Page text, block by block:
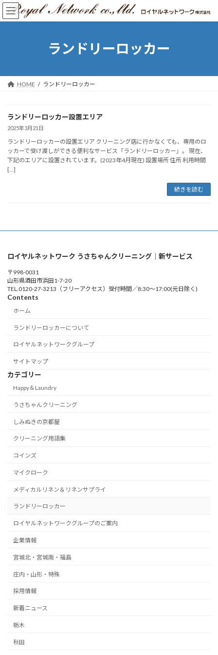
コ
ン
テ
ナ
ビ
ゲ
ランドリーロッカー
HOME ランドリーロッカー
ランドリーロッカー設置エリア
2025年3月21日
ランドリーロッカーの設置エリア クリーニング店に行かなくても、専用のロ
ッカーで受け渡しができる便利なサービス「ランドリーロッカー」。 現在、
下記のエリアに設置されています。(2023年4月現在) 設置場所 住所 利用時間
[…]
続きを読む
ロイヤルネットワーク うさちゃんクリーニング｜新サービス
〒998-0031
山形県酒田市浜田1-7-20
TEL.0120-27-3213（フリーアクセス）受付時間／8:30～17:00(元日除く)
Contents
ホーム
ランドリーロッカーについて
ロイヤルネットワークグループ
サイトマップ
カテゴリー
Happy＆Laundry
うさちゃんクリーニング
しみぬきの京都屋
クリーニング用語集
コインズ
マイクローク
メディカルリネン＆リネンサプライ
ランドリーロッカー
ロイヤルネットワークグループのご案内
企業情報
宮城北・宮城南・福島
庄内・山形・特殊
採用情報
新着ニュース
栃木
秋田